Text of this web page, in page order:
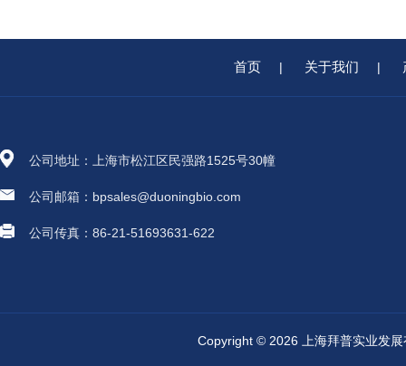
首页 | 关于我们 |
公司地址：上海市松江区民强路1525号30幢
公司邮箱：bpsales@duoningbio.com
公司传真：86-21-51693631-622
Copyright © 2026 上海拜普实业发